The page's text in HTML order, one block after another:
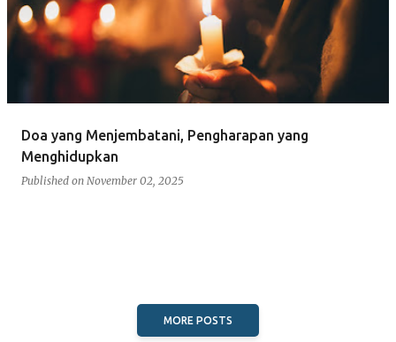
s
t
Doa yang Menjembatani, Pengharapan yang
Menghidupkan
Published on November 02, 2025
MORE POSTS